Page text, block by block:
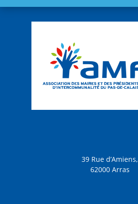
39 Rue d’Amiens,
62000 Arras